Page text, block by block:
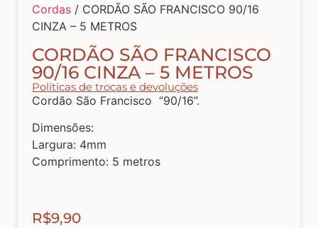
Tecidos Estampados e Florais
Tecidos Estampas de Cozinha
MDF – CAIXAS E APLIQUES
Cordas / CORDÃO SÃO FRANCISCO 90/16
CINZA – 5 METROS
CORDÃO SÃO FRANCISCO
90/16 CINZA – 5 METROS
Políticas de trocas e devoluções
Cordão São Francisco “90/16”.
Dimensões:
Largura: 4mm
Comprimento: 5 metros
R$9,90